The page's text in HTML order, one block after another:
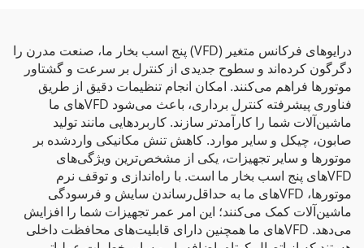
درایوهای فرکانس متغیر (VFD) پنج اسب بخار ما، صنعت مدرن را
دگرگون کرده‌اند و سطوح جدیدی از کنترل بر سرعت و گشتاور
موتورها فراهم می‌کنند. امکان انجام تنظیمات دقیق از طریق
فناوری پیشرفته کنترل برداری، باعث می‌شود VFDهای ما
ماشین‌آلات شما را کارآمدتر سازند. کاربردهایی مانند تولید
صابون، چیکل و سایر موارد. کاهش تنش مکانیکی واردشده بر
موتورها و سایر تجهیزات، یکی از مشخص‌ترین ویژگی‌های
VFDهای پنج اسب بخار ما است. با راه‌اندازی و توقف نرم
موتورها، VFDهای ما به حداقل‌رساندن سایش و فرسودگی
ماشین‌آلات کمک می‌کنند؛ این امر عمر تجهیزات شما را افزایش
می‌دهد. VFDهای ما همچنین دارای قابلیت‌های محافظت داخلی